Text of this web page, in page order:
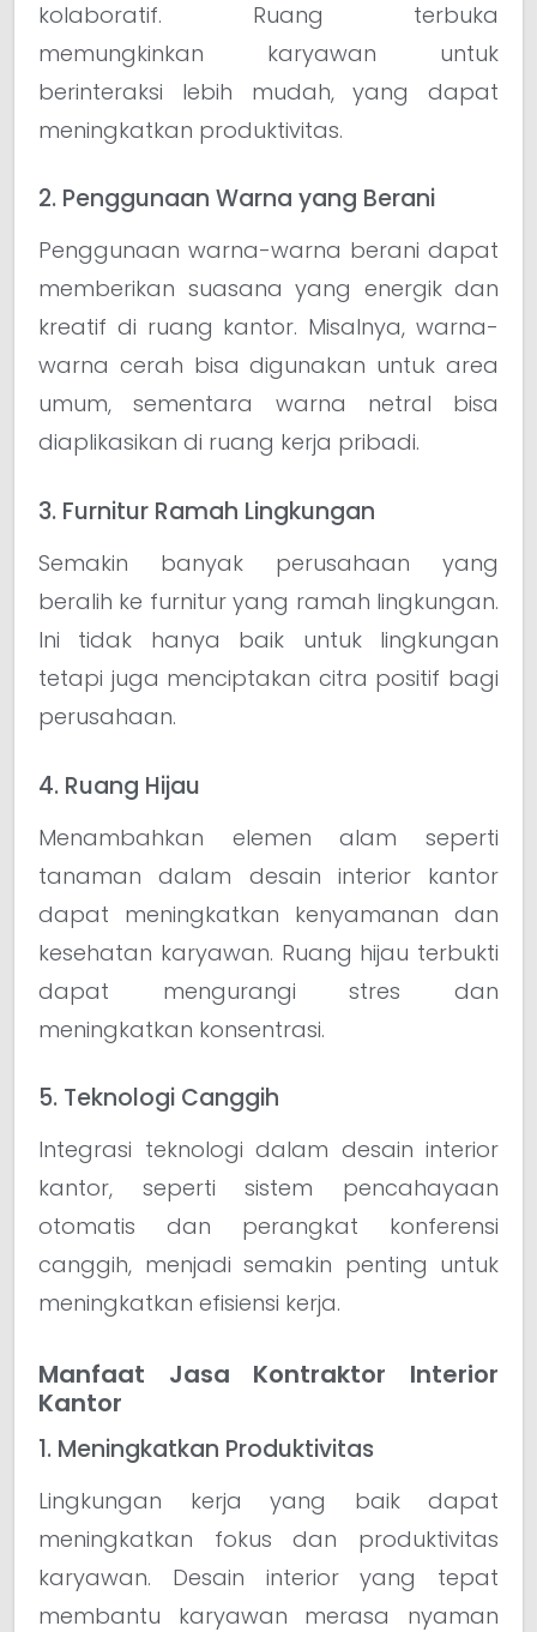
kolaboratif. Ruang terbuka
memungkinkan karyawan untuk
berinteraksi lebih mudah, yang dapat
meningkatkan produktivitas.
2. Penggunaan Warna yang Berani
Penggunaan warna-warna berani dapat
memberikan suasana yang energik dan
kreatif di ruang kantor. Misalnya, warna-
warna cerah bisa digunakan untuk area
umum, sementara warna netral bisa
diaplikasikan di ruang kerja pribadi.
3. Furnitur Ramah Lingkungan
Semakin banyak perusahaan yang
beralih ke furnitur yang ramah lingkungan.
Ini tidak hanya baik untuk lingkungan
tetapi juga menciptakan citra positif bagi
perusahaan.
4. Ruang Hijau
Menambahkan elemen alam seperti
tanaman dalam desain interior kantor
dapat meningkatkan kenyamanan dan
kesehatan karyawan. Ruang hijau terbukti
dapat mengurangi stres dan
meningkatkan konsentrasi.
5. Teknologi Canggih
Integrasi teknologi dalam desain interior
kantor, seperti sistem pencahayaan
otomatis dan perangkat konferensi
canggih, menjadi semakin penting untuk
meningkatkan efisiensi kerja.
Manfaat Jasa Kontraktor Interior
Kantor
1. Meningkatkan Produktivitas
Lingkungan kerja yang baik dapat
meningkatkan fokus dan produktivitas
karyawan. Desain interior yang tepat
membantu karyawan merasa nyaman